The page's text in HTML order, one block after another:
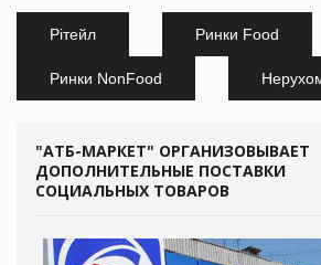
Рітейл Ринки Food
Ринки NonFood
"АТБ-МАРКЕТ" ОРГАНИЗОВЫВАЕТ
ДОПОЛНИТЕЛЬНЫЕ ПОСТАВКИ
СОЦИАЛЬНЫХ ТОВАРОВ